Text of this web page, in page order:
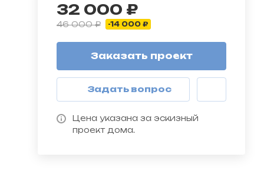
32 000 ₽
46 000 ₽ -14 000 ₽
Заказать проект
Задать вопрос
Цена указана за эскизный
проект дома.